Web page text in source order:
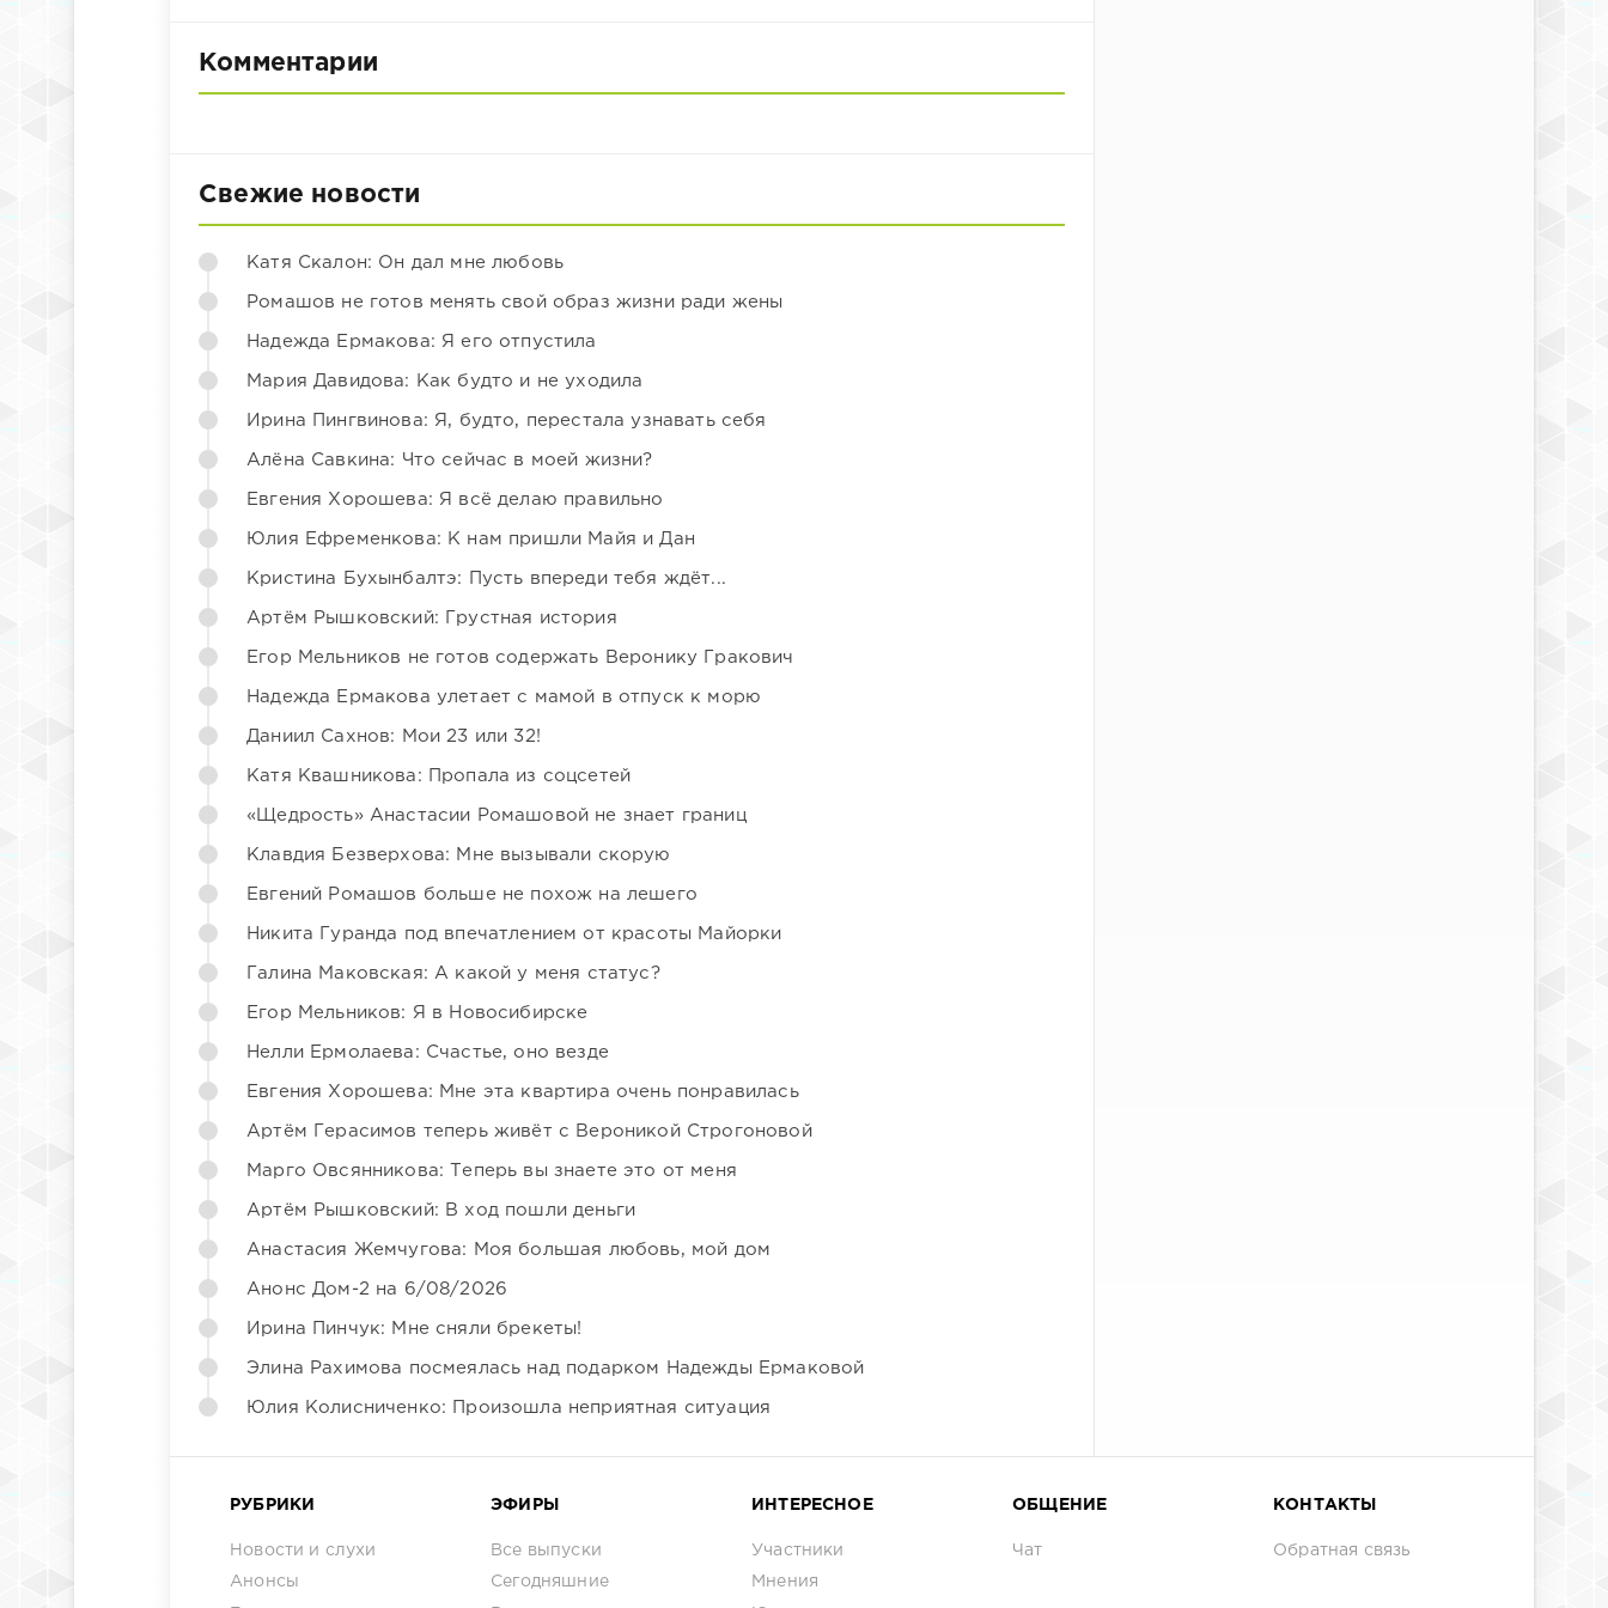
Комментарии
Свежие новости
Катя Скалон: Он дал мне любовь
Ромашов не готов менять свой образ жизни ради жены
Надежда Ермакова: Я его отпустила
Мария Давидова: Как будто и не уходила
Ирина Пингвинова: Я, будто, перестала узнавать себя
Алёна Савкина: Что сейчас в моей жизни?
Евгения Хорошева: Я всё делаю правильно
Юлия Ефременкова: К нам пришли Майя и Дан
Кристина Бухынбалтэ: Пусть впереди тебя ждёт...
Артём Рышковский: Грустная история
Егор Мельников не готов содержать Веронику Гракович
Надежда Ермакова улетает с мамой в отпуск к морю
Даниил Сахнов: Мои 23 или 32!
Катя Квашникова: Пропала из соцсетей
«Щедрость» Анастасии Ромашовой не знает границ
Клавдия Безверхова: Мне вызывали скорую
Евгений Ромашов больше не похож на лешего
Никита Гуранда под впечатлением от красоты Майорки
Галина Маковская: А какой у меня статус?
Егор Мельников: Я в Новосибирске
Нелли Ермолаева: Счастье, оно везде
Евгения Хорошева: Мне эта квартира очень понравилась
Артём Герасимов теперь живёт с Вероникой Строгоновой
Марго Овсянникова: Теперь вы знаете это от меня
Артём Рышковский: В ход пошли деньги
Анастасия Жемчугова: Моя большая любовь, мой дом
Анонс Дом-2 на 6/08/2026
Ирина Пинчук: Мне сняли брекеты!
Элина Рахимова посмеялась над подарком Надежды Ермаковой
Юлия Колисниченко: Произошла неприятная ситуация
РУБРИКИ
Новости и слухи
Анонсы
ЭФИРЫ
Все выпуски
Сегодняшние
ИНТЕРЕСНОЕ
Участники
Мнения
ОБЩЕНИЕ
Чат
КОНТАКТЫ
Обратная связь